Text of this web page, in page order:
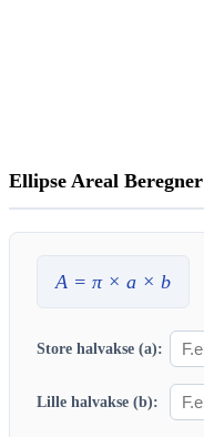
Ellipse Areal Beregner
A = π × a × b
Store halvakse (a):
Lille halvakse (b):